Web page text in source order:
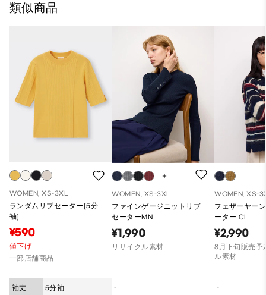
類似商品
WOMEN, XS-3XL
ランダムリブセーター(5分
袖)
¥590
値下げ
一部店舗商品
袖丈 5分袖
WOMEN, XS-3XL
ファインゲージニットリブ
セーターMN
¥1,990
リサイクル素材
-
WOMEN, XS-
フェザーヤー
ーター CL
¥2,990
8月下旬販売予
ル素材
-